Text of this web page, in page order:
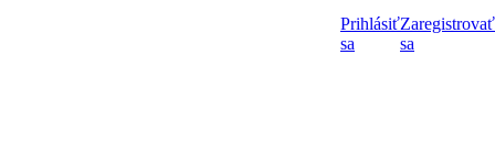
Prihlásiť
sa
Zaregistrovať
sa